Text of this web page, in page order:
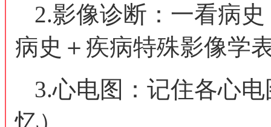
2.影像诊断：一看病
病史＋疾病特殊影像学
3.心电图：记住各心
忆）。